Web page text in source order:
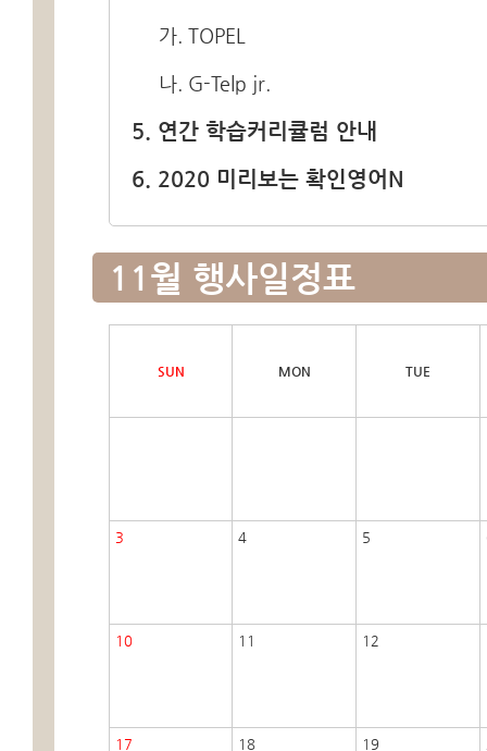
가. TOPEL
나. G-Telp jr.
5. 연간 학습커리큘럼 안내
6. 2020 미리보는 확인영어N
11월 행사일정표
SUN MON TUE
3 4 5
10 11 12
17 18 19